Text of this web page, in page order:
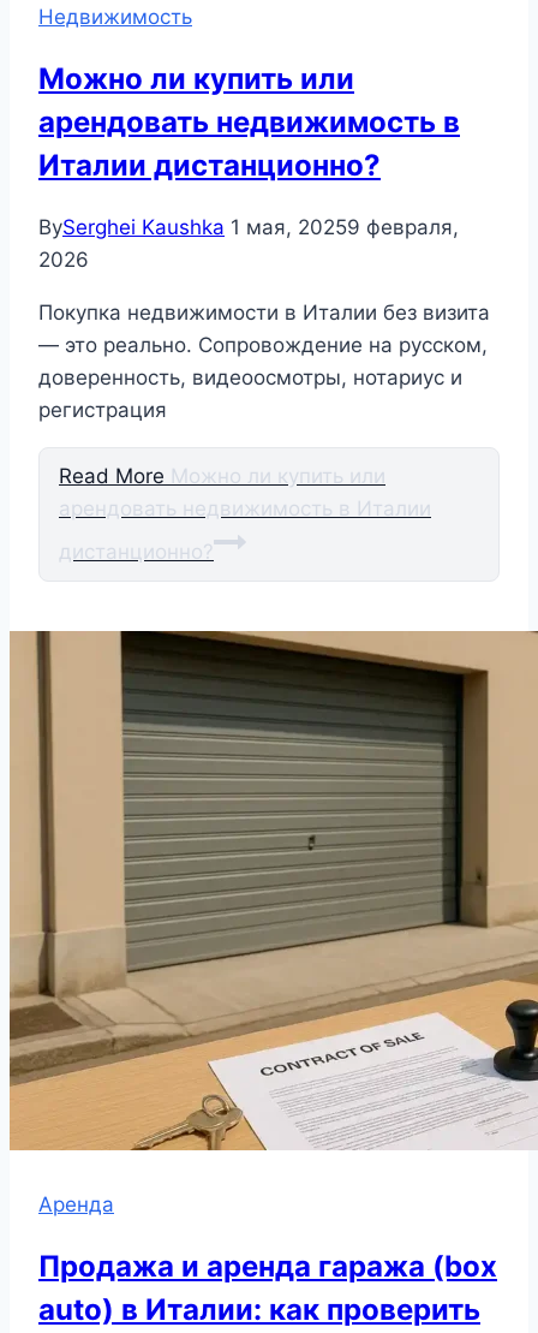
Недвижимость
Можно ли купить или
арендовать недвижимость в
Италии дистанционно?
BySerghei Kaushka 1 мая, 20259 февраля,
2026
Покупка недвижимости в Италии без визита
— это реально. Сопровождение на русском,
доверенность, видеоосмотры, нотариус и
регистрация
Read More Можно ли купить или
арендовать недвижимость в Италии
дистанционно?
Аренда
Продажа и аренда гаража (box
auto) в Италии: как проверить